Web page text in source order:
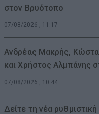
στον Βρυότοπο
07/08/2026 , 11:17
Ανδρέας Μακρής,
και Χρήστος Αλμπάνης
07/08/2026 , 10:44
Δείτε τη νέα